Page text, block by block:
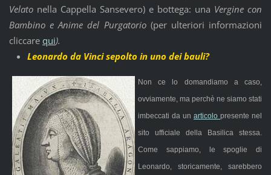
Velatonella Cappella Sansevero) e bottega: una Vergine con
Bambino e Anime del Purgatorio (per ulteriori informazioni
cliccare qui).
Leonardo da Vinci sepolto in uno dei bauli?
Non ce lo domandiamo a caso,
ovviamente, ma perchè ne siamo stati
imbeccati da unarticolopresente nel
sito ufficiale della Basilica stessa.
Come sappiamo, le spoglie di
Leonardo, storicamente, sarebbero